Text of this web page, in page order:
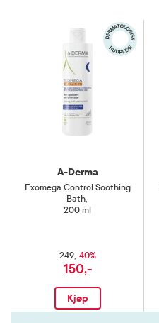
A-Derma
Exomega Control Soothing
Bath,
200 ml
249,-40%
150,-
Kjøp